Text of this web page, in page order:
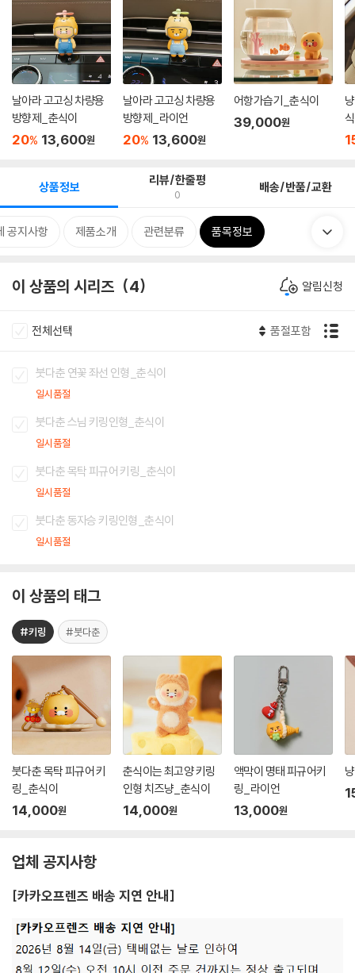
날아라 고고싱 차량용
방향제_춘식이
20% 13,600원
날아라 고고싱 차량용
방향제_라이언
20% 13,600원
어항가습기_춘식이
39,000원
상품정보 리뷰/한줄평
0 배송/반품/교환
공지사항 제품소개 관련분류 품목정보
이 상품의 시리즈 4 알림신청
전체선택 품절포함
붓다춘 연꽃 좌선 인형_춘식이
일시품절
붓다춘 스님 키링인형_춘식이
일시품절
붓다춘 목탁 피규어 키링_춘식이
일시품절
붓다춘 동자승 키링인형_춘식이
일시품절
이 상품의 태그
#키링 #붓다춘
붓다춘 목탁 피규어 키
링_춘식이
14,000원
춘식이는 최고양 키링
인형 치즈냥_춘식이
14,000원
액막이 명태 피규어키
링_라이언
13,000원
업체 공지사항
[카카오프렌즈 배송 지연 안내]